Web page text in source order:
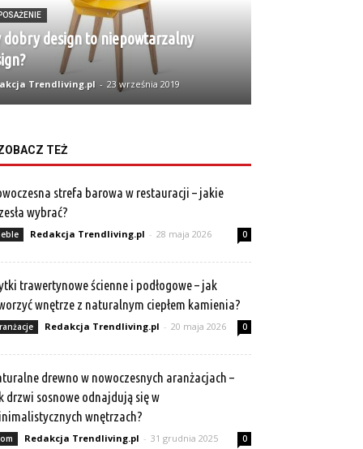
dobry design to niepowtarzalny
Trendliving.pl - 23 września 2019
TEŻ
strefa barowa w restauracji – jakie
wybrać?
Redakcja Trendliving.pl - 28 maja 2026 0
trawertynowe ścienne i podłogowe – jak
wnętrze z naturalnym ciepłem kamienia?
Redakcja Trendliving.pl - 20 maja 2026 0
drewno w nowoczesnych aranżacjach –
drzwi sosnowe odnajdują się w
wnętrzach?
Redakcja Trendliving.pl - 31 grudnia 2025 0